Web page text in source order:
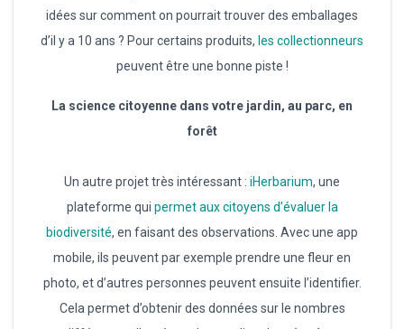
idées sur comment on pourrait trouver des emballages
d’il y a 10 ans ? Pour certains produits, les collectionneurs
peuvent être une bonne piste !
La science citoyenne dans votre jardin, au parc, en
forêt
Un autre projet très intéressant : iHerbarium, une
plateforme qui permet aux citoyens d’évaluer la
biodiversité, en faisant des observations. Avec une app
mobile, ils peuvent par exemple prendre une fleur en
photo, et d’autres personnes peuvent ensuite l’identifier.
Cela permet d’obtenir des données sur le nombres